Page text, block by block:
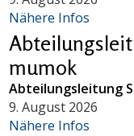
Nähere Infos
mumok
Abteilungsleitung
9. August 2026
Nähere Infos